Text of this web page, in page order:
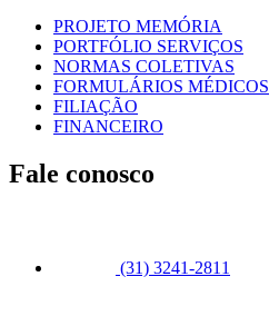
PROJETO MEMÓRIA
PORTFÓLIO SERVIÇOS
NORMAS COLETIVAS
FORMULÁRIOS MÉDICOS
FILIAÇÃO
FINANCEIRO
Fale conosco
(31) 3241-2811